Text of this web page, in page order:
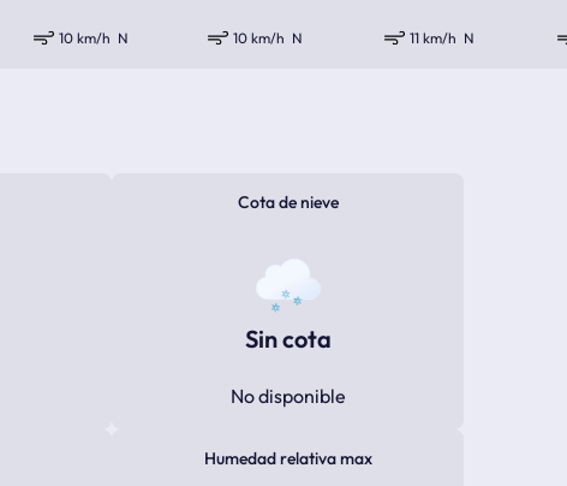
10 km/h N 10 km/h N 11 km/h N
Cota de nieve
Sin cota
No disponible
Humedad relativa max